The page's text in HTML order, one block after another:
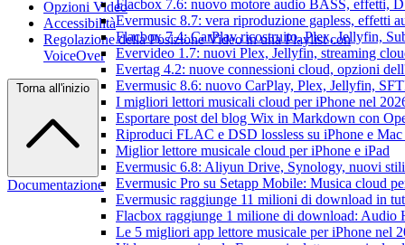
Flacbox 7.6: nuovo motore audio BASS, effetti,
Evermusic 8.7: vera riproduzione gapless, effetti
Flacbox 7.4: CarPlay ricostruito, Plex, Jellyfin,
Evervideo 1.7: nuovi Plex, Jellyfin, streaming
Evertag 4.2: nuove connessioni cloud, opzioni
Evermusic 8.6: nuovo CarPlay, Plex, Jellyfin,
I migliori lettori musicali cloud per iPhone nel
Esportare post del blog Wix in Markdown con
Riproduci FLAC e DSD lossless su iPhone e
Miglior lettore musicale cloud per iPhone e iPad
Evermusic 6.8: Aliyun Drive, Synology, nuovi
Evermusic Pro su Setapp Mobile: Musica cloud
Evermusic raggiunge 11 milioni di download in
Flacbox raggiunge 1 milione di download: Audio
Le 5 migliori app lettore musicale per iPhone nel
Opzioni Video
Accessibilità
Regolazione della Posizione Video in una Playlist con
VoiceOver
Torna all'inizio
Documentazione